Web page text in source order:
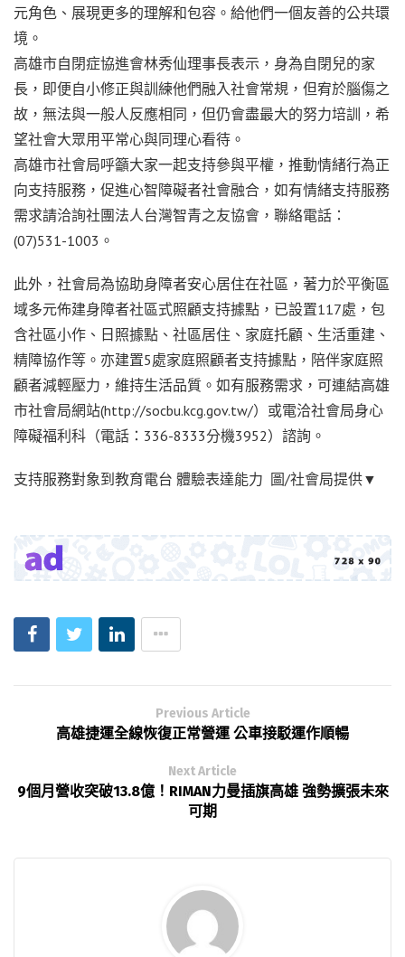
元角色、展現更多的理解和包容。給他們一個友善的公共環
境。
高雄市自閉症協進會林秀仙理事長表示，身為自閉兒的家
長，即便自小修正與訓練他們融入社會常規，但宥於腦傷之
故，無法與一般人反應相同，但仍會盡最大的努力培訓，希
望社會大眾用平常心與同理心看待。
高雄市社會局呼籲大家一起支持參與平權，推動情緒行為正
向支持服務，促進心智障礙者社會融合，如有情緒支持服務
需求請洽詢社團法人台灣智青之友協會，聯絡電話：
(07)531-1003。
此外，社會局為協助身障者安心居住在社區，著力於平衡區
域多元佈建身障者社區式照顧支持據點，已設置117處，包
含社區小作、日照據點、社區居住、家庭托顧、生活重建、
精障協作等。亦建置5處家庭照顧者支持據點，陪伴家庭照
顧者減輕壓力，維持生活品質。如有服務需求，可連結高雄
市社會局網站(http://socbu.kcg.gov.tw/）或電洽社會局身心
障礙福利科（電話：336-8333分機3952）諮詢。
支持服務對象到教育電台 體驗表達能力 圖/社會局提供▼
Previous Article
高雄捷運全線恢復正常營運 公車接駁運作順暢
Next Article
9個月營收突破13.8億！RIMAN力曼插旗高雄 強勢擴張未來
可期